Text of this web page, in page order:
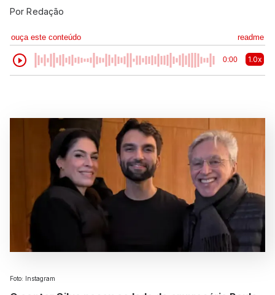
PorRedação
ouça este conteúdo readme
0:00 1.0x
Foto: Instagram